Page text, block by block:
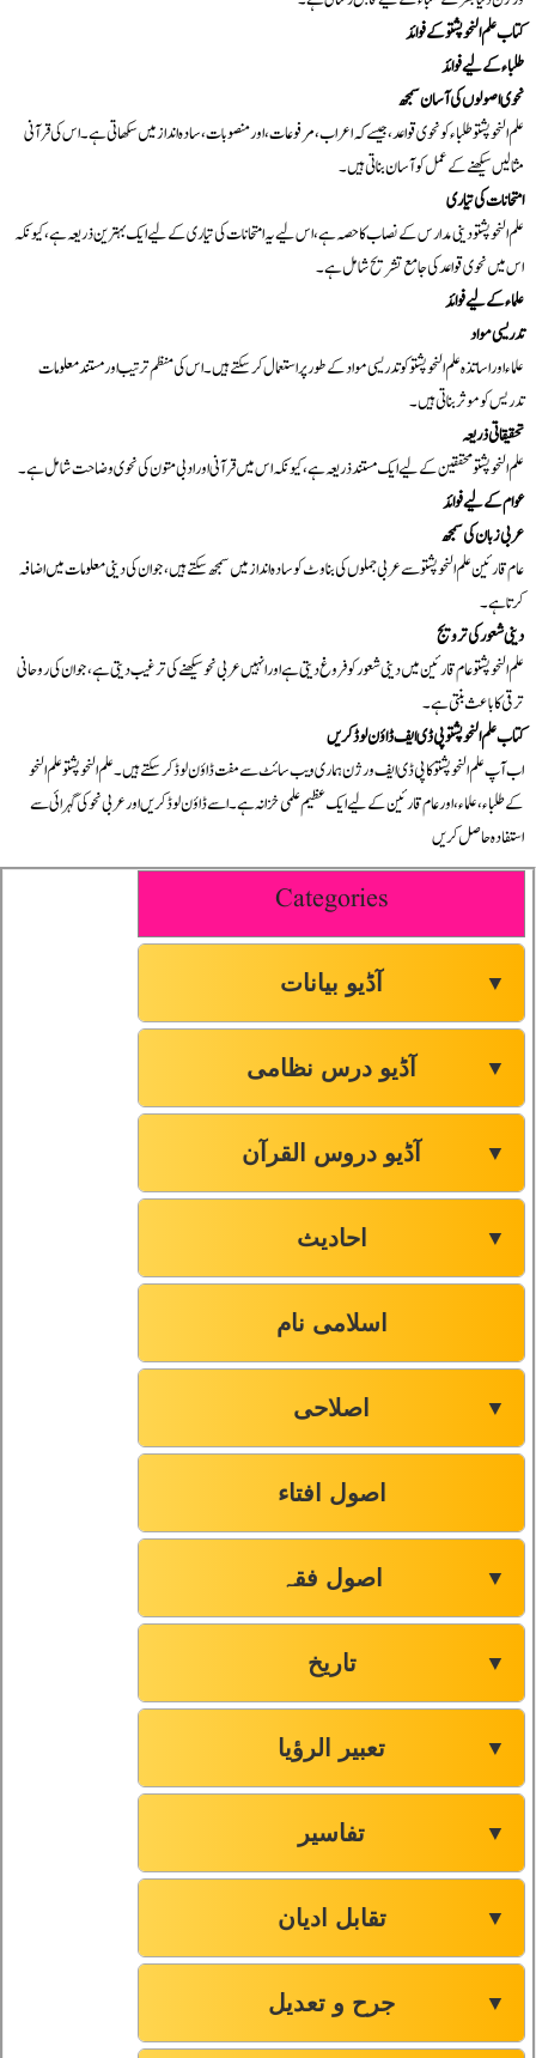
کتاب علم النحو پشتو کے فوائد
طلباء کے لیے فوائد
نحوی اصولوں کی آسان سمجھ
علم النحو پشتو طلباء کو نحوی قواعد، جیسے کہ اعراب، مرفوعات، اور منصوبات، سادہ انداز میں سکھاتی ہے۔ اس کی قرآنی
مثالیں سیکھنے کے عمل کو آسان بناتی ہیں۔
امتحانات کی تیاری
علم النحو پشتو دینی مدارس کے نصاب کا حصہ ہے، اس لیے یہ امتحانات کی تیاری کے لیے ایک بہترین ذریعہ ہے، کیونکہ
اس میں نحوی قواعد کی جامع تشریح شامل ہے۔
علماء کے لیے فوائد
تدریسی مواد
علماء اور اساتذہ علم النحو پشتو کو تدریسی مواد کے طور پر استعمال کر سکتے ہیں۔ اس کی منظم ترتیب اور مستند معلومات
تدریس کو موثر بناتی ہیں۔
تحقیقاتی ذریعہ
علم النحو پشتو محققین کے لیے ایک مستند ذریعہ ہے، کیونکہ اس میں قرآنی اور ادبی متون کی نحوی وضاحت شامل ہے۔
عوام کے لیے فوائد
عربی زبان کی سمجھ
عام قارئین علم النحو پشتو سے عربی جملوں کی بناوٹ کو سادہ انداز میں سمجھ سکتے ہیں، جو ان کی دینی معلومات میں اضافہ
کرتا ہے۔
دینی شعور کی ترویج
علم النحو پشتو عام قارئین میں دینی شعور کو فروغ دیتی ہے اور انہیں عربی نحو سیکھنے کی ترغیب دیتی ہے، جو ان کی روحانی
ترقی کا باعث بنتی ہے۔
کتاب علم النحو پشتو پی ڈی ایف ڈاؤن لوڈ کریں
اب آپ علم النحو پشتو کا پی ڈی ایف ورژن ہماری ویب سائٹ سے مفت ڈاؤن لوڈ کر سکتے ہیں۔ علم النحو پشتو علم النحو
کے طلباء، علماء، اور عام قارئین کے لیے ایک عظیم علمی خزانہ ہے۔ اسے ڈاؤن لوڈ کریں اور عربی نحو کی گہرائی سے
استفادہ حاصل کریں
Categories
آڈیو بیانات ▼
آڈیو درس نظامی ▼
آڈیو دروس القرآن ▼
احادیث ▼
اسلامی نام
اصلاحی ▼
اصول افتاء
اصول فقہ ▼
تاریخ ▼
تعبیر الرؤیا ▼
تفاسیر ▼
تقابل ادیان ▼
جرح و تعدیل ▼